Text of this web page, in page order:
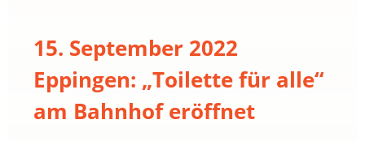
15. September 2022
Eppingen: „Toilette für alle“
am Bahnhof eröffnet